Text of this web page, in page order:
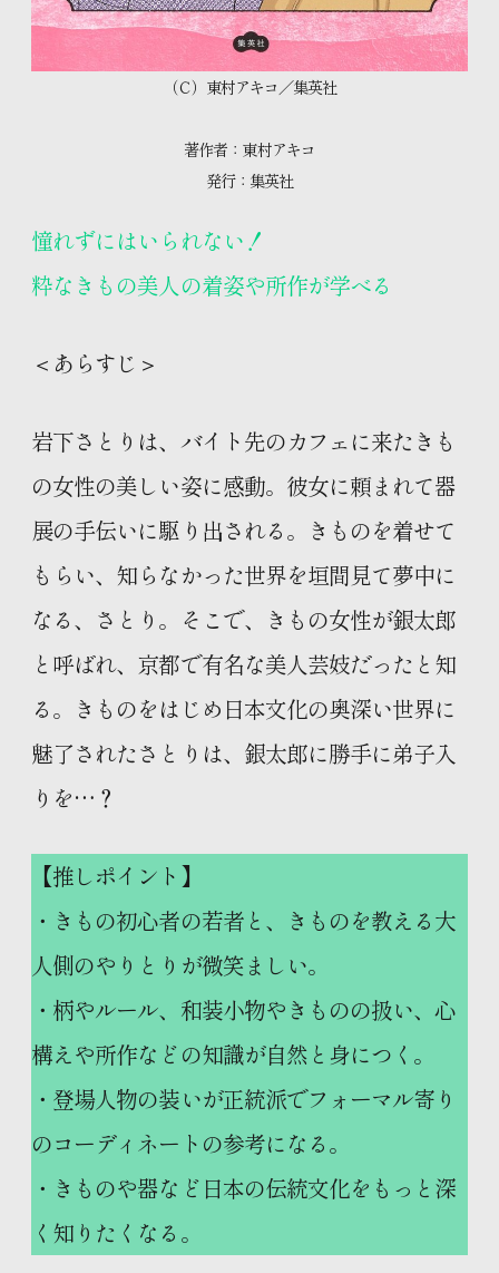
（Ｃ）東村アキコ／集英社
著作者：東村アキコ
発行：集英社
憧れずにはいられない！
粋なきもの美人の着姿や所作が学べる
＜あらすじ＞
岩下さとりは、バイト先のカフェに来たきも
の女性の美しい姿に感動。彼女に頼まれて器
展の手伝いに駆り出される。きものを着せて
もらい、知らなかった世界を垣間見て夢中に
なる、さとり。そこで、きもの女性が銀太郎
と呼ばれ、京都で有名な美人芸妓だったと知
る。きものをはじめ日本文化の奥深い世界に
魅了されたさとりは、銀太郎に勝手に弟子入
りを…？
【推しポイント】
・きもの初心者の若者と、きものを教える大
人側のやりとりが微笑ましい。
・柄やルール、和装小物やきものの扱い、心
構えや所作などの知識が自然と身につく。
・登場人物の装いが正統派でフォーマル寄り
のコーディネートの参考になる。
・きものや器など日本の伝統文化をもっと深
く知りたくなる。